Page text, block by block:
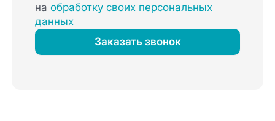
наобработку своих персональных
данных
Заказать звонок